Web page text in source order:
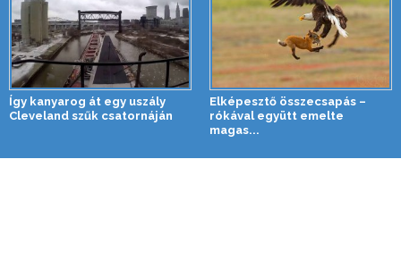
Így kanyarog át egy uszály
Cleveland szűk csatornáján
Elképesztő összecsapás –
rókával együtt emelte
magas...